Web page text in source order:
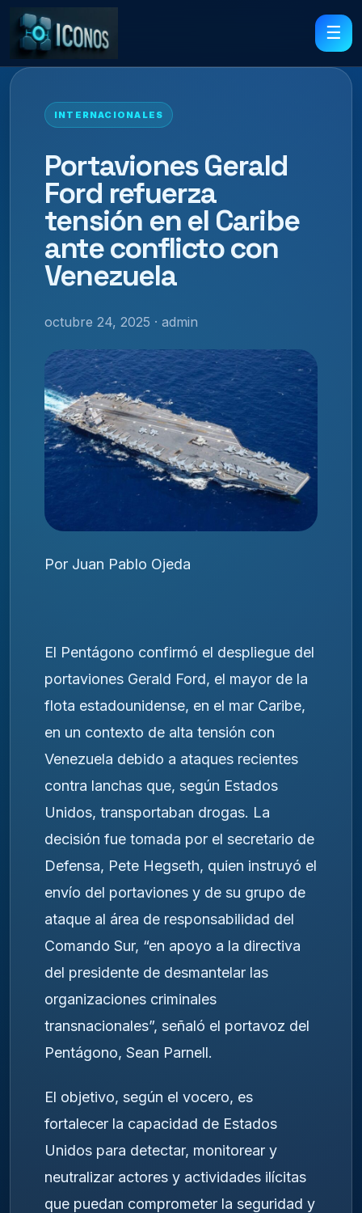
☰
INTERNACIONALES
Portaviones Gerald
Ford refuerza
tensión en el Caribe
ante conflicto con
Venezuela
octubre 24, 2025 · admin
Por Juan Pablo Ojeda
El Pentágono confirmó el despliegue del
portaviones Gerald Ford, el mayor de la
flota estadounidense, en el mar Caribe,
en un contexto de alta tensión con
Venezuela debido a ataques recientes
contra lanchas que, según Estados
Unidos, transportaban drogas. La
decisión fue tomada por el secretario de
Defensa, Pete Hegseth, quien instruyó el
envío del portaviones y de su grupo de
ataque al área de responsabilidad del
Comando Sur, “en apoyo a la directiva
del presidente de desmantelar las
organizaciones criminales
transnacionales”, señaló el portavoz del
Pentágono, Sean Parnell.
El objetivo, según el vocero, es
fortalecer la capacidad de Estados
Unidos para detectar, monitorear y
neutralizar actores y actividades ilícitas
que puedan comprometer la seguridad y